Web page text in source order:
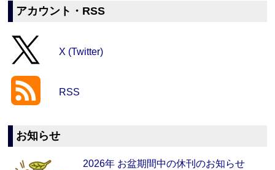
アカウント・RSS
X (Twitter)
RSS
お知らせ
2026年 お盆期間中の休刊のお知らせ